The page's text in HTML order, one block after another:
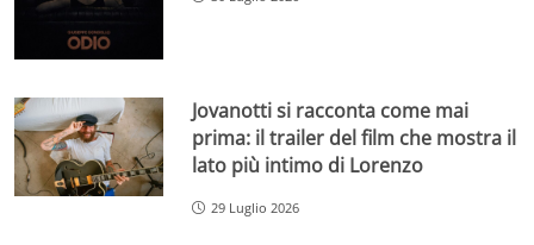
Jovanotti si racconta come mai
prima: il trailer del film che mostra il
lato più intimo di Lorenzo
29 Luglio 2026